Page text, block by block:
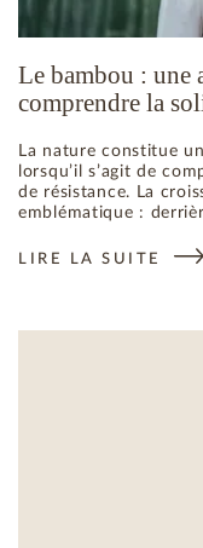
Le bambou : une
comprendre la
La nature constitue
lorsqu’il s’agit de
de résistance. La
emblématique :
LIRE LA SUITE